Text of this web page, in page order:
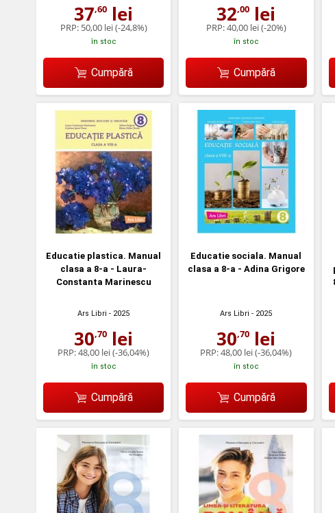
37,60 lei
PRP: 50,00 lei(-24,8%)
în stoc
Cumpără
32,00 lei
PRP:40,00 lei(-20%)
în stoc
Cumpără
Educatie plastica. Manual
clasa a 8-a - Laura-
Constanta Marinescu
Ars Libri - 2025
30,70 lei
PRP:48,00 lei(-36,04%)
în stoc
Cumpără
Educatie sociala. Manual
clasa a 8-a - Adina Grigore
Ars Libri - 2025
30,70 lei
PRP:48,00 lei(-36,04%)
în stoc
Cumpără